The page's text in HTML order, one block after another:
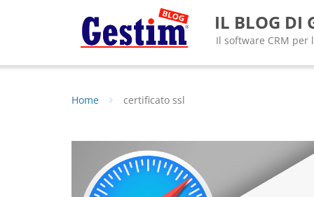
IL BLOG DI
Il software CRM
Home certificato ssl